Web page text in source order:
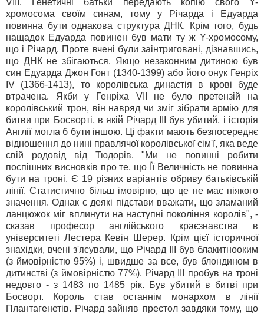
хромосома своїм синам, тому у Річарда і Едуарда
повинна бути однакова структура ДНК. Крім того, будь
нащадок Едуарда повинен був мати ту ж Y-хромосому,
що і Річард. Проте вчені були заінтриговані, дізнавшись,
що ДНК не збігаються. Якщо незаконним дитиною був
син Едуарда Джон Гонт (1340-1399) або його онук Генріх
IV (1366-1413), то королівська династія в крові буде
втрачена. Якби у Генріха VII не було претензій на
королівський трон, він навряд чи зміг зібрати армію для
битви при Босворті, в якій Річард III був убитий, і історія
Англії могла б бути іншою. Ці факти мають безпосереднє
відношення до нині правлячої королівської сім'ї, яка веде
свій родовід від Тюдорів. "Ми не повинні робити
поспішних висновків про те, що Її Величність не повинна
бути на троні. Є 19 різних варіантів обриву батьківській
лінії. Статистично більш імовірно, що це не має ніякого
значення. Однак є деякі підстави вважати, що зламаний
ланцюжок міг вплинути на наступні покоління королів", -
сказав професор англійського краєзнавства в
університеті Лестера Кевін Шерер. Крім цієї історичної
знахідки, вчені з'ясували, що Річард III був блакитнооким
(з ймовірністю 95%) і, швидше за все, був блондином в
дитинстві (з ймовірністю 77%). Річард III пробув на троні
недовго - з 1483 по 1485 рік. Був убитий в битві при
Босворт. Король став останнім монархом в лінії
Плантагенетів. Річард зайняв престол завдяки тому, що